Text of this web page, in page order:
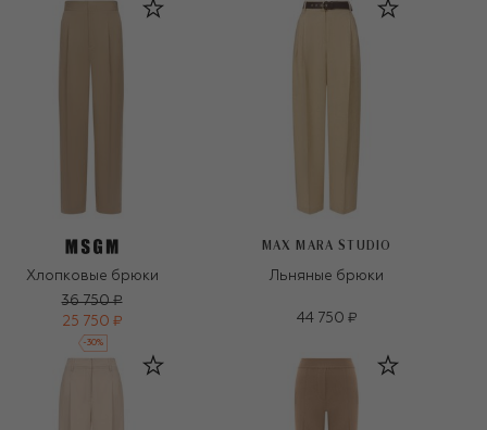
Хлопковые брюки
36 750 ₽
25 750 ₽
-30%
MAX MARA STUDIO
Льняные брюки
44 750 ₽